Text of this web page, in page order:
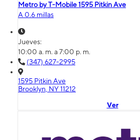
Metro by T-Mobile 1595 Pitkin Ave
A 0.6 millas
Jueves:
10:00 a. m. a 7:00 p. m.
(347) 627-2995
1595 Pitkin Ave
Brooklyn, NY 11212
Ver